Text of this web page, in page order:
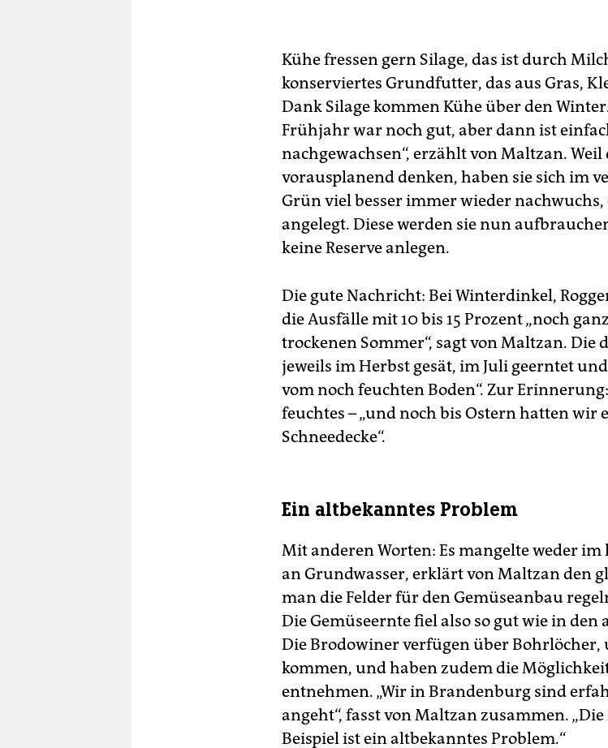
teilnehmen. (epd)
Kühe fressen gern Silage, das ist durch
konserviertes Grundfutter, das aus Gras,
Dank Silage kommen Kühe über den
Frühjahr war noch gut, aber dann ist
nachgewachsen“, erzählt von Maltzan.
vorausplanend denken, haben sie sich im
Grün viel besser immer wieder
angelegt. Diese werden sie nun
keine Reserve anlegen.
Die gute Nachricht: Bei Winterdinkel,
die Ausfälle mit 10 bis 15 Prozent „noch
trockenen Sommer“, sagt von Maltzan. Die
jeweils im Herbst gesät, im Juli geerntet
vom noch feuchten Boden“. Zur
feuchtes – „und noch bis Ostern hatten wir
Schneedecke“.
Ein altbekanntes Problem
Mit anderen Worten: Es mangelte weder
an Grundwasser, erklärt von Maltzan den
man die Felder für den Gemüseanbau
Die Gemüseernte fiel also so gut wie in den
Die Brodowiner verfügen über Bohrlöcher,
kommen, und haben zudem die
entnehmen. „Wir in Brandenburg sind
angeht“, fasst von Maltzan zusammen.
Beispiel ist ein altbekanntes Problem.“